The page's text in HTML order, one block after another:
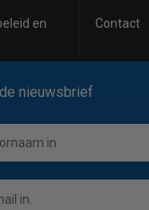
en
Contact
nieuwsbrief